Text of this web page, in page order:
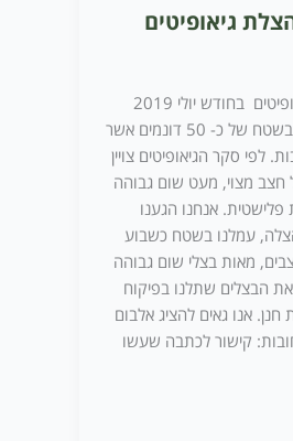
גיאופיטים
איצטדיון רחובות – הצלת גיאופיטים בחודש יולי 2019
נקראנו לבצע עבודות הצלה בשטח של כ- 50 דונמים אשר
לפי סקר הגיאופיטים צויין
מצוי, מעט שום גבוהה
פלישטית. אנחנו הגענו
עמלנו בשטח כשבוע
משם מעל 3,500 חצבים, מאות בצלי שום גבוהה
הבצלים שתלנו בפיקוח
אנו גאים להציג אלבום
קישור לכתבה שעשו